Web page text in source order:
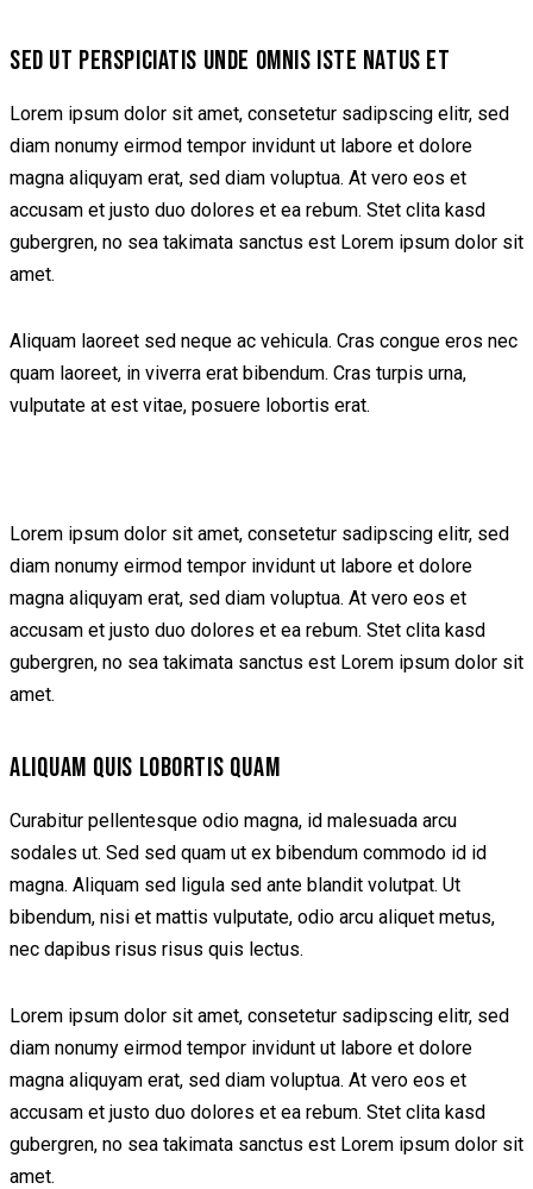
SED UT PERSPICIATIS UNDE OMNIS ISTE NATUS ET
Lorem ipsum dolor sit amet, consetetur sadipscing elitr, sed
diam nonumy eirmod tempor invidunt ut labore et dolore
magna aliquyam erat, sed diam voluptua. At vero eos et
accusam et justo duo dolores et ea rebum. Stet clita kasd
gubergren, no sea takimata sanctus est Lorem ipsum dolor sit
amet.
Aliquam laoreet sed neque ac vehicula. Cras congue eros nec
quam laoreet, in viverra erat bibendum. Cras turpis urna,
vulputate at est vitae, posuere lobortis erat.
Lorem ipsum dolor sit amet, consetetur sadipscing elitr, sed
diam nonumy eirmod tempor invidunt ut labore et dolore
magna aliquyam erat, sed diam voluptua. At vero eos et
accusam et justo duo dolores et ea rebum. Stet clita kasd
gubergren, no sea takimata sanctus est Lorem ipsum dolor sit
amet.
ALIQUAM QUIS LOBORTIS QUAM
Curabitur pellentesque odio magna, id malesuada arcu
sodales ut. Sed sed quam ut ex bibendum commodo id id
magna. Aliquam sed ligula sed ante blandit volutpat. Ut
bibendum, nisi et mattis vulputate, odio arcu aliquet metus,
nec dapibus risus risus quis lectus.
Lorem ipsum dolor sit amet, consetetur sadipscing elitr, sed
diam nonumy eirmod tempor invidunt ut labore et dolore
magna aliquyam erat, sed diam voluptua. At vero eos et
accusam et justo duo dolores et ea rebum. Stet clita kasd
gubergren, no sea takimata sanctus est Lorem ipsum dolor sit
amet.